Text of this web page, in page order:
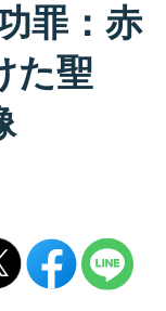
罪：赤
た聖